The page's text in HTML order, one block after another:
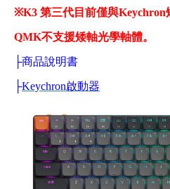
※K3 第三代目前僅與
QMK不支援矮軸光學軸體。
├商品說明書
├Keychron啟動器